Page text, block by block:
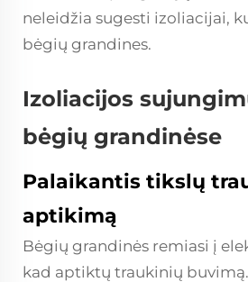
neleidžia sugesti izoliacijai,
bėgių grandines.
Izoliacijos
bėgių grandinėse
Palaikantis tikslų
aptikimą
Bėgių grandinės remiasi į
kad aptiktų traukinių